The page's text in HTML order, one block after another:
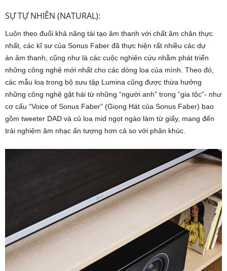
SỰ TỰ NHIÊN (NATURAL):
Luôn theo đuổi khả năng tái tạo âm thanh với chất âm chân thực
nhất, các kĩ sư của Sonus Faber đã thực hiện rất nhiều các dự
án âm thanh, cũng như là các cuộc nghiên cứu nhằm phát triển
những công nghệ mới nhất cho các dòng loa của mình. Theo đó,
các mẫu loa trong bộ sưu tập Lumina cũng được thừa hưởng
những công nghệ gặt hái từ những “người anh” trong “gia tộc”- như
cơ cấu “Voice of Sonus Faber” (Giọng Hát của Sonus Faber) bao
gồm tweeter DAD và củ loa mid ngọt ngào làm từ giấy, mang đến
trải nghiệm âm nhạc ấn tượng hơn cả so với phân khúc.